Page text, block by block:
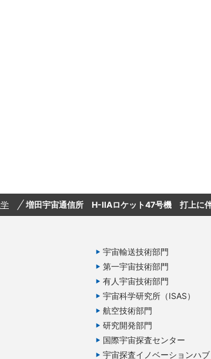
増田宇宙通信所 H-IIAロケット47号機 打上に
宇宙輸送技術部門
第一宇宙技術部門
有人宇宙技術部門
宇宙科学研究所（ISAS）
航空技術部門
研究開発部門
国際宇宙探査センター
宇宙探査イノベーションハブ